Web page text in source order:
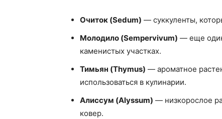
Очиток (Sedum) — суккуленты,
Молодило (Sempervivum) — еще один
каменистых участках.
Тимьян (Thymus) — ароматное
использоваться в кулинарии.
Алиссум (Alyssum) — низкорослое
ковер.